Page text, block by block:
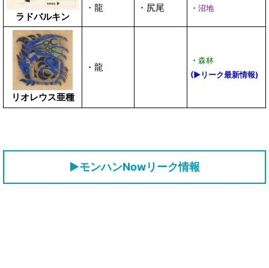
ラドバルキン
・龍
・尻尾
・ 沼地
リオレウス亜種
・龍
・ 森林
(▶リーク最新情報)
▶モンハンNowリーク情報